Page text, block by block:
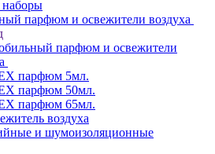
парфюм и освежители воздуха
парфюм и освежители
парфюм 5мл.
парфюм 50мл.
парфюм 65мл.
воздуха
и шумоизоляционные